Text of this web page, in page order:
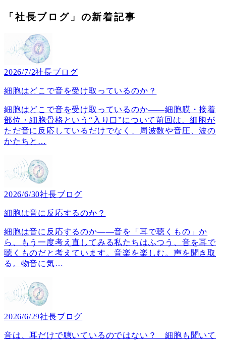
「社長ブログ」の新着記事
2026/7/2社長ブログ
細胞はどこで音を受け取っているのか？
細胞はどこで音を受け取っているのか――細胞膜・接着
部位・細胞骨格という“入り口”について前回は、細胞が
ただ音に反応しているだけでなく、周波数や音圧、波の
かたちと …
2026/6/30社長ブログ
細胞は音に反応するのか？
細胞は音に反応するのか――音を「耳で聴くもの」か
ら、もう一度考え直してみる私たちはふつう、音を耳で
聴くものだと考えています。音楽を楽しむ。声を聞き取
る。物音に気…
2026/6/29社長ブログ
音は、耳だけで聴いているのではない？ 細胞も聞いて